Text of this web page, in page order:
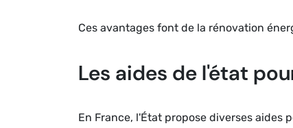
Ces avantages font de la rénovation
Les aides de l'état
En France, l'État propose diverses aides